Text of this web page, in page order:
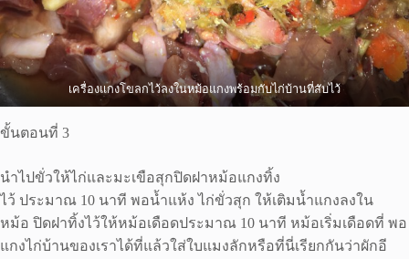
เครื่องแกงโขลกไว้ลงในหม้อแกงพร้อมกับไก่บ้านที่สับไว้
ขั้นตอนที่ 3
นำไปขั่วให้ไก่และมะเขือสุกปิดฝาหม้อแกงทิ้ง
ไว้ ประมาณ 10 นาที พอน้ำแห้ง ไก่ขั่วสุก ให้เติมน้ำแกงลงใน
หม้อ ปิดฝาทิ้งไว้ให้หม้อเดือดประมาณ 10 นาที หม้อเริ่มเดือดที่ พอ
แกงไก่บ้านของเราได้ที่แล้วใส่ใบแมงลักหรือที่นี่เรียกกันว่าผักอี